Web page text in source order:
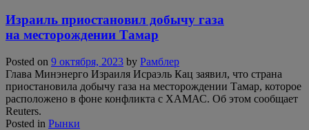
Израиль приостановил добычу газа
на месторождении Тамар
Posted on 9 октября, 2023 by Рамблер
Глава Минэнерго Израиля Исраэль Кац заявил, что страна
приостановила добычу газа на месторождении Тамар, которое
расположено в фоне конфликта с ХАМАС. Об этом сообщает
Reuters.
Posted in Рынки